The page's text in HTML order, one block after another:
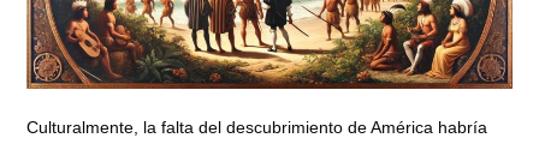
Culturalmente, la falta del descubrimiento de América habría